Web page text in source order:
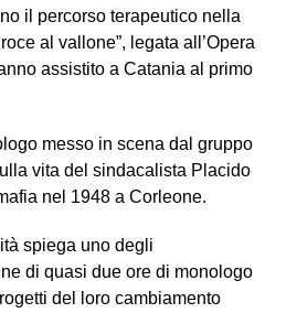
il percorso terapeutico nella
al vallone”, legata all’Opera
assistito a Catania al primo
messo in scena dal gruppo
vita del sindacalista Placido
nel 1948 a Corleone.
spiega uno degli
di quasi due ore di monologo
del loro cambiamento